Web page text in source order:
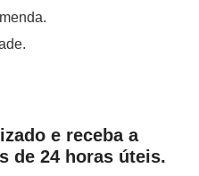
e receba a
de 24 horas úteis.